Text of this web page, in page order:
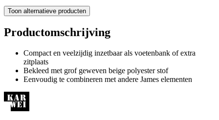
Toon alternatieve producten
Productomschrijving
Compact en veelzijdig inzetbaar als voetenbank of extra
zitplaats
Bekleed met grof geweven beige polyester stof
Eenvoudig te combineren met andere James elementen